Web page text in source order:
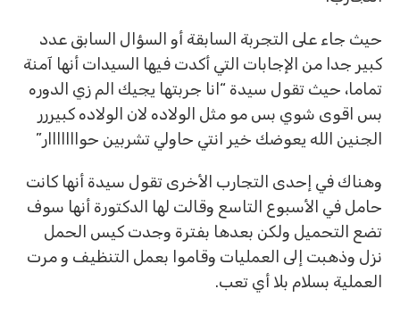
حيث جاء على التجربة السابقة أو السؤال السابق عدد
كبير جدا من الإجابات التي أكدت فيها السيدات أنها آمنة
تماما، حيث تقول سيدة “انا جربتها يجيك الم زي الدوره
بس اقوى شوي بس مو مثل الولاده لان الولاده كبيررر
الجنين الله يعوضك خير انتي حاولي تشربين حوااااااار”
وهناك في إحدى التجارب الأخرى تقول سيدة أنها كانت
حامل في الأسبوع التاسع وقالت لها الدكتورة أنها سوف
تضع التحميل ولكن بعدها بفترة وجدت كيس الحمل
نزل وذهبت إلى العمليات وقاموا بعمل التنظيف و مرت
العملية بسلام بلا أي تعب.